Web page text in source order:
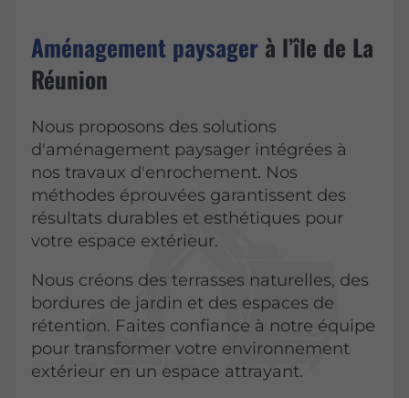
Aménagement paysager à l’île de La
Réunion
Nous proposons des solutions
d'aménagement paysager intégrées à
nos travaux d'enrochement. Nos
méthodes éprouvées garantissent des
résultats durables et esthétiques pour
votre espace extérieur.
Nous créons des terrasses naturelles, des
bordures de jardin et des espaces de
rétention. Faites confiance à notre équipe
pour transformer votre environnement
extérieur en un espace attrayant.